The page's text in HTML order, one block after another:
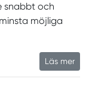
snabbt och
möjliga
Läs mer